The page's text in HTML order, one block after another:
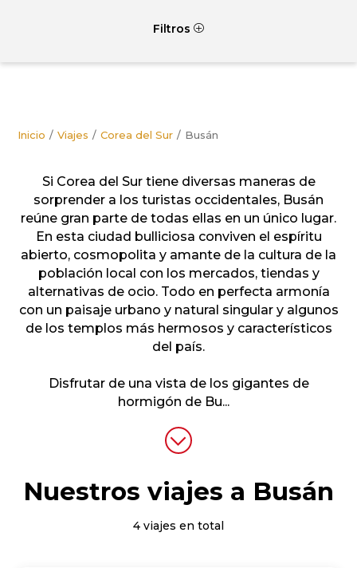
Filtros P
Inicio Viajes Corea del Sur Busán
Si Corea del Sur tiene diversas maneras de
sorprender a los turistas occidentales, Busán
reúne gran parte de todas ellas en un único lugar.
En esta ciudad bulliciosa conviven el espíritu
abierto, cosmopolita y amante de la cultura de la
población local con los mercados, tiendas y
alternativas de ocio. Todo en perfecta armonía
con un paisaje urbano y natural singular y algunos
de los templos más hermosos y característicos
del país.
Disfrutar de una vista de los gigantes de
hormigón de Bu...
Nuestros viajes a Busán
4 viajes en total